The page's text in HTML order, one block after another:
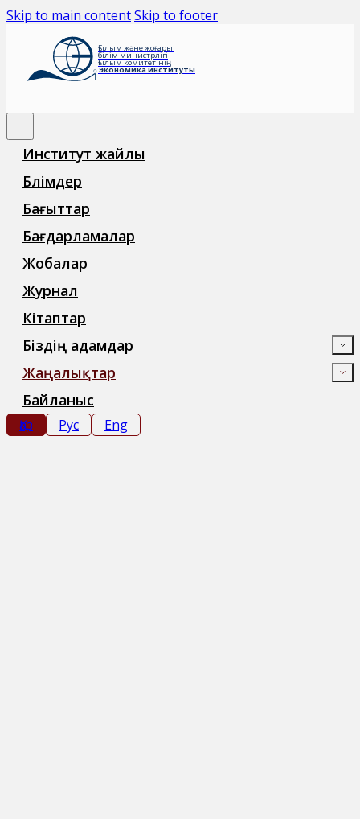
Skip to main contentSkip to footer
Ғылым және жоғары
білім министрлігі
Ғылым комитетінің
Экономика институты
Институт жайлы
Бөлімдер
Бағыттар
Бағдарламалар
Жобалар
Журнал
Кітаптар
Біздің адамдар
Жаңалықтар
Байланыс
Қаз Рус Eng